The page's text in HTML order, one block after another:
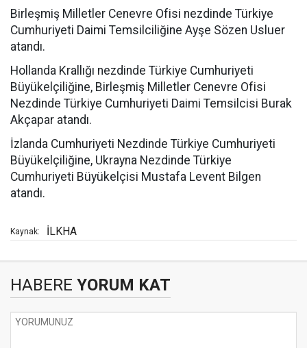
Birleşmiş Milletler Cenevre Ofisi nezdinde Türkiye
Cumhuriyeti Daimi Temsilciliğine Ayşe Sözen Usluer
atandı.
Hollanda Krallığı nezdinde Türkiye Cumhuriyeti
Büyükelçiliğine, Birleşmiş Milletler Cenevre Ofisi
Nezdinde Türkiye Cumhuriyeti Daimi Temsilcisi Burak
Akçapar atandı.
İzlanda Cumhuriyeti Nezdinde Türkiye Cumhuriyeti
Büyükelçiliğine, Ukrayna Nezdinde Türkiye
Cumhuriyeti Büyükelçisi Mustafa Levent Bilgen
atandı.
Kaynak: İLKHA
HABERE YORUM KAT